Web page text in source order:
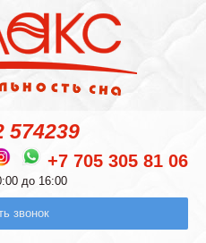
574239
+7 705 305 81 06
до 16:00
звонок